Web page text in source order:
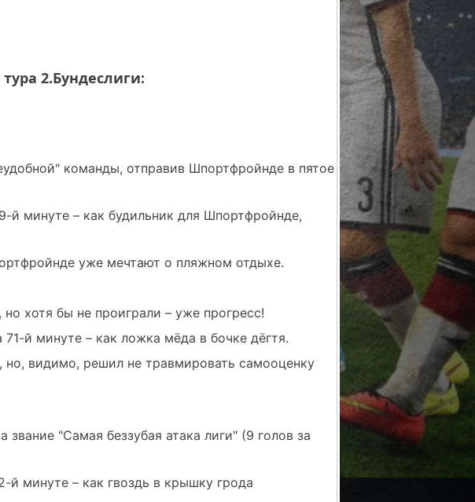
2.Бундеслиги:
команды, отправив Шпортфройнде в пятое
й минуте – как будильник для Шпортфройнде,
уже мечтают о пляжном отдыхе.
хотя бы не проиграли – уже прогресс!
71-й минуте – как ложка мёда в бочке дёгтя.
но, видимо, решил не травмировать самооценку
звание "Самая беззубая атака лиги" (9 голов за
й минуте – как гвоздь в крышку грода